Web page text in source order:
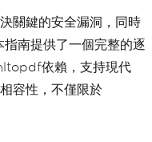
關鍵的安全漏洞，同時
南提供了一個完整的逐
依賴，支持現代
容性，不僅限於